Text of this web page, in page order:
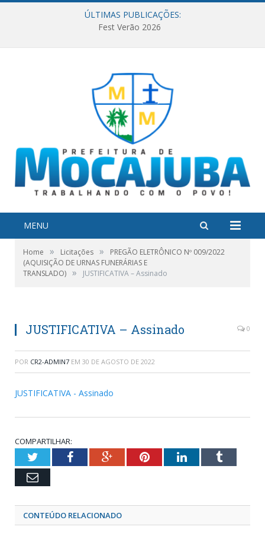
ÚLTIMAS PUBLICAÇÕES:
Fest Verão 2026
MENU
Home » Licitações »
PREGÃO ELETRÔNICO Nº 009/2022
(AQUISIÇÃO DE URNAS FUNERÁRIAS E
TRANSLADO) » JUSTIFICATIVA – Assinado
JUSTIFICATIVA – Assinado 0
POR CR2-ADMIN7 EM 30 DE AGOSTO DE 2022
JUSTIFICATIVA - Assinado
COMPARTILHAR:
TwitterFacebookGoogle+PinterestLinkedInTumblr
Email
CONTEÚDO RELACIONADO